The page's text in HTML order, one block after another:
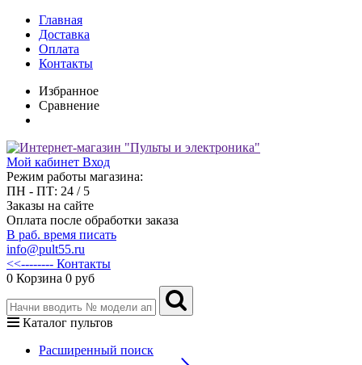
Главная
Доставка
Оплата
Контакты
Избранное
Сравнение
Мой кабинет Вход
Режим работы магазина:
ПН - ПТ: 24 / 5
Заказы на сайте
Оплата после обработки заказа
В раб. время писать
info@pult55.ru
<<-------- Контакты
0 Корзина 0 руб
Каталог пультов
Расширенный поиск